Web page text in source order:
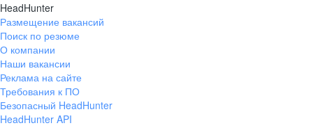
HeadHunter
Размещение вакансий
Поиск по резюме
О компании
Наши вакансии
Реклама на сайте
Требования к ПО
Безопасный HeadHunter
HeadHunter API